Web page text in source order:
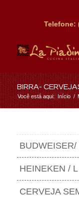
Telefone:
BIRRA-
Você está aqui: Início /
BUDWEISER/
HEINEKEN / L
CERVEJA